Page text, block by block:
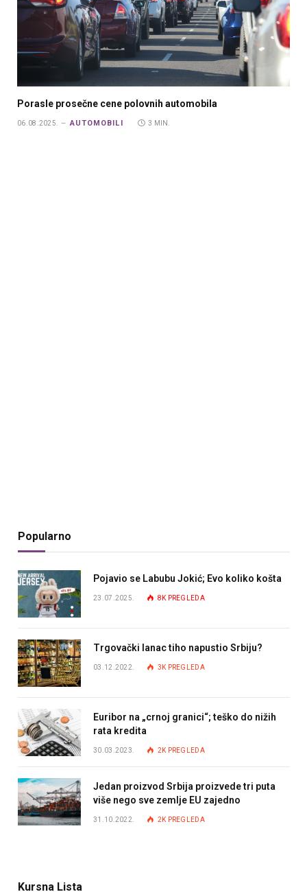
Porasle prosečne cene polovnih automobila
06.08.2025. AUTOMOBILI 3 MIN.
Popularno
Pojavio se Labubu Jokić; Evo koliko košta
23.07.2025. 8K PREGLEDA
Trgovački lanac tiho napustio Srbiju?
03.12.2022. 3K PREGLEDA
Euribor na „crnoj granici“; teško do nižih
rata kredita
30.03.2023. 2K PREGLEDA
Jedan proizvod Srbija proizvede tri puta
više nego sve zemlje EU zajedno
31.10.2022. 2K PREGLEDA
Kursna Lista